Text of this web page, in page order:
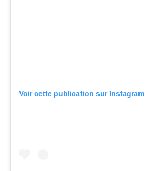
Voir cette publication sur Instagram